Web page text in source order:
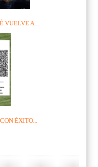
VUELVE A...
ÉXITO...